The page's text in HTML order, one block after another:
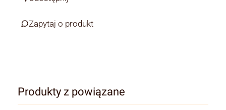
Zapytaj o produkt
Produkty z powiązane